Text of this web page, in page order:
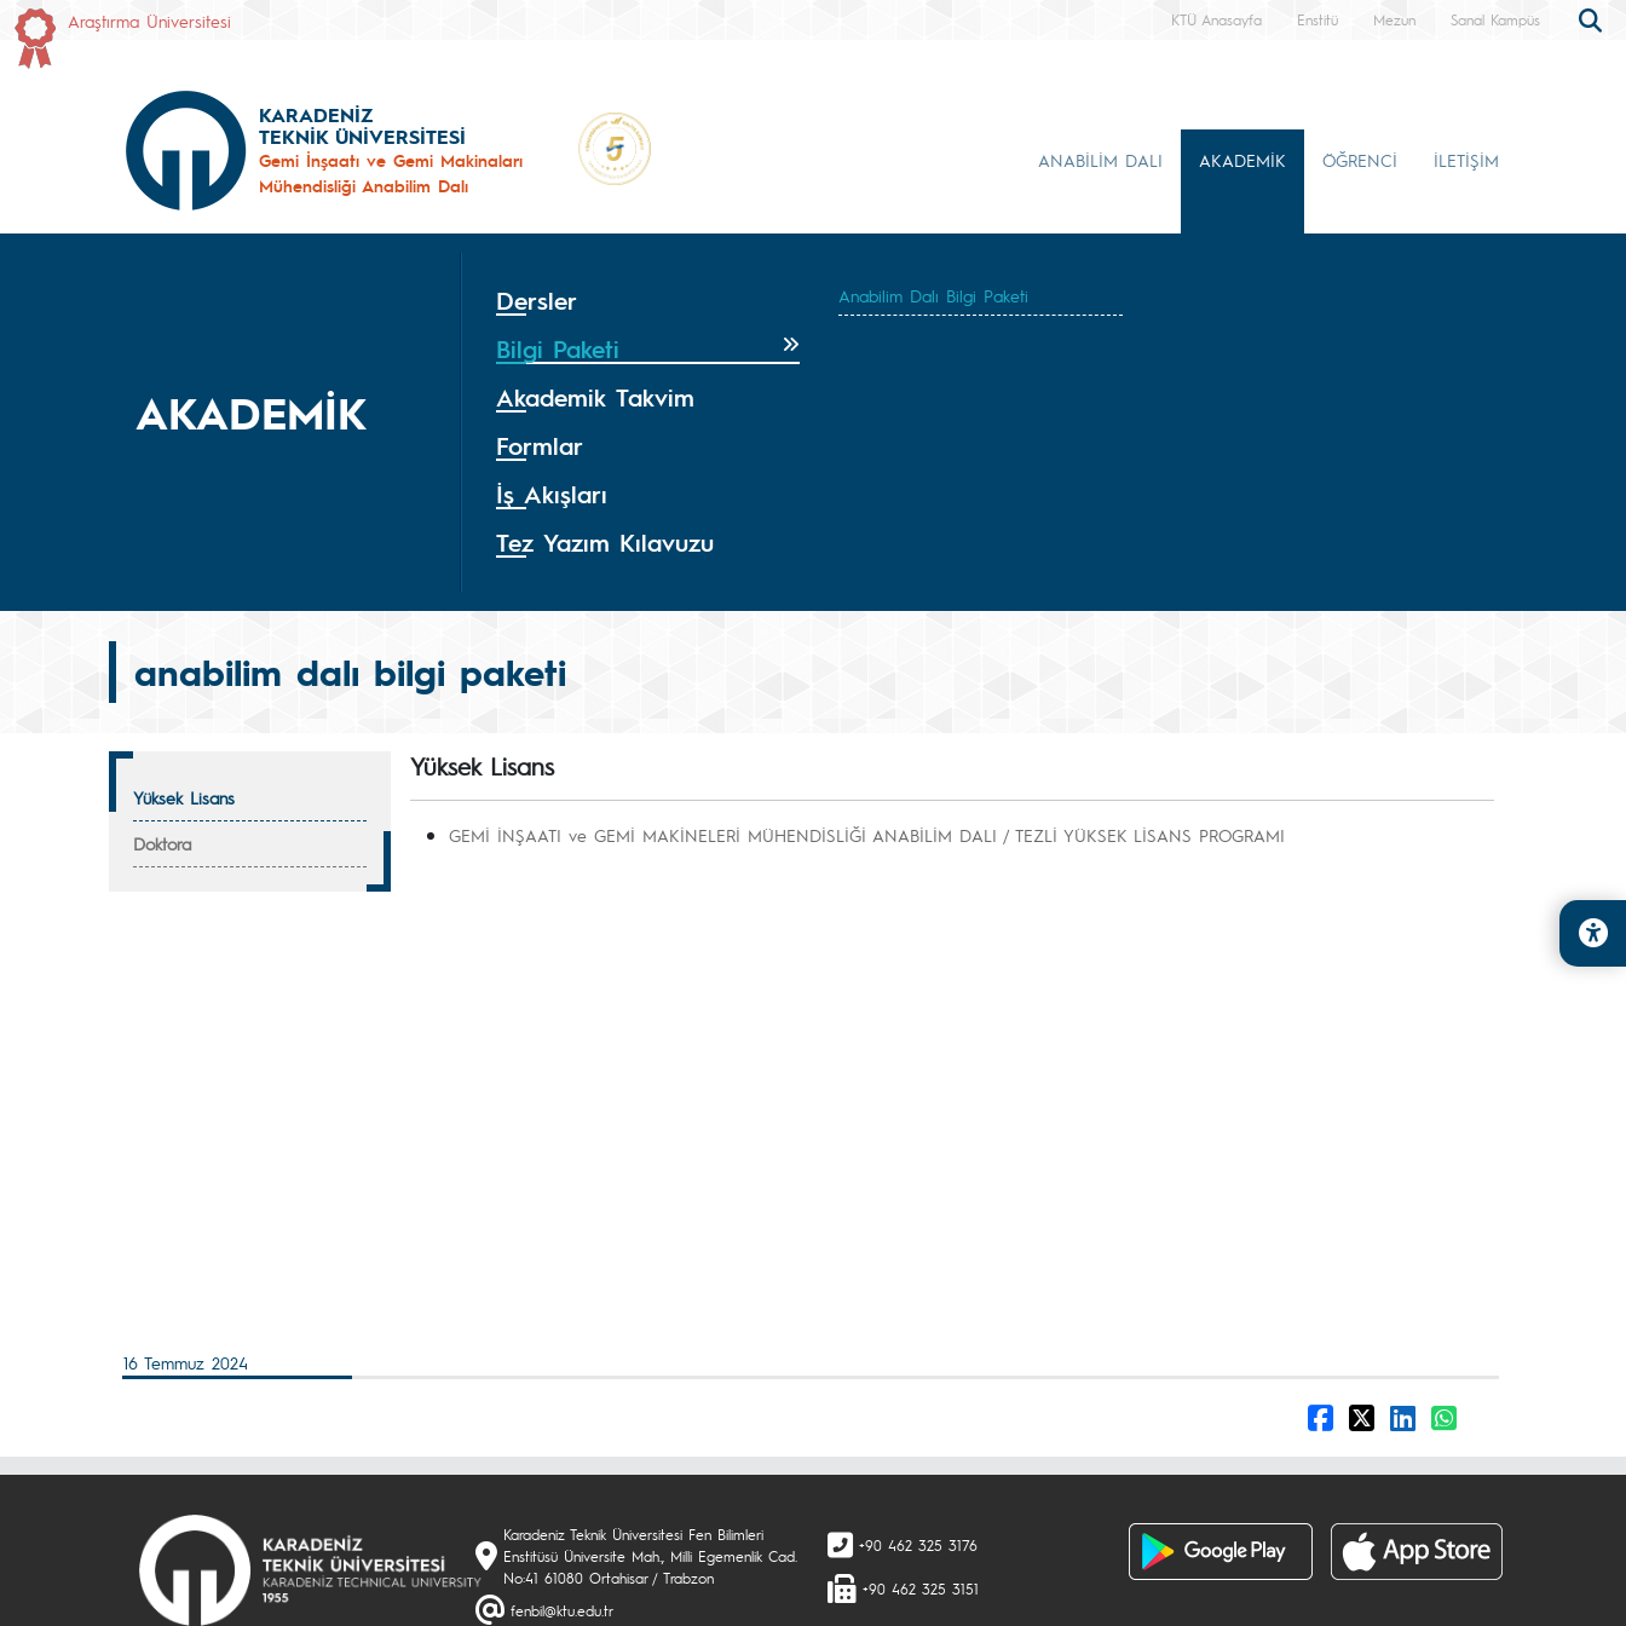
Araştırma Üniversitesi KTÜ Anasayfa Enstitü Mezun Sanal Kampüs
KARADENİZ
TEKNİK ÜNİVERSİTESİ
Gemi İnşaatı ve Gemi Makinaları
Mühendisliği Anabilim Dalı
ANABİLİM DALI AKADEMİK ÖĞRENCİ İLETİŞİM
AKADEMİK
Dersler
Bilgi Paketi
Akademik Takvim
Formlar
İş Akışları
Tez Yazım Kılavuzu
Anabilim Dalı Bilgi Paketi
anabilim dalı bilgi paketi
Yüksek Lisans
Doktora
Yüksek Lisans
GEMİ İNŞAATI ve GEMİ MAKİNELERİ MÜHENDİSLİĞİ ANABİLİM DALI / TEZLİ YÜKSEK LİSANS PROGRAMI
16 Temmuz 2024
Karadeniz Teknik Üniversitesi Fen Bilimleri
Enstitüsü Üniversite Mah., Milli Egemenlik Cad.
No:41 61080 Ortahisar / Trabzon
fenbil@ktu.edu.tr
+90 462 325 3176
+90 462 325 3151